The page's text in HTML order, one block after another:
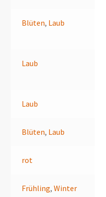
Blüten, Laub
Laub
Laub
Blüten, Laub
rot
Frühling,Winter